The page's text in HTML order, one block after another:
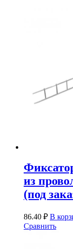
из
(под
86.40 ₽ В
Сравнить